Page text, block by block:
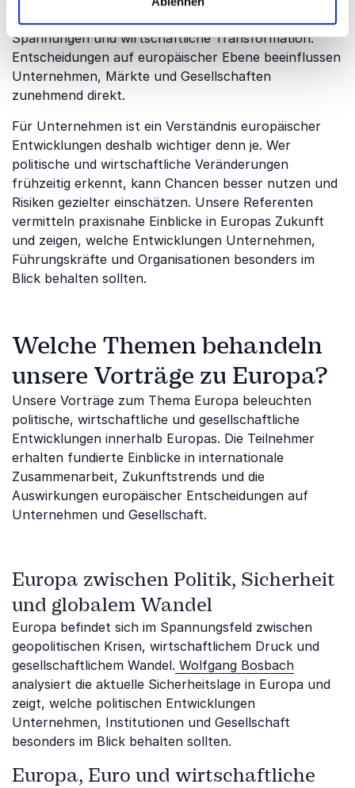
darunter Digitalisierung, Klimawandel, geopolitische
Spannungen und wirtschaftliche Transformation.
Entscheidungen auf europäischer Ebene beeinflussen
Unternehmen, Märkte und Gesellschaften
zunehmend direkt.
Für Unternehmen ist ein Verständnis europäischer
Entwicklungen deshalb wichtiger denn je. Wer
politische und wirtschaftliche Veränderungen
frühzeitig erkennt, kann Chancen besser nutzen und
Risiken gezielter einschätzen. Unsere Referenten
vermitteln praxisnahe Einblicke in Europas Zukunft
und zeigen, welche Entwicklungen Unternehmen,
Führungskräfte und Organisationen besonders im
Blick behalten sollten.
Welche Themen behandeln
unsere Vorträge zu Europa?
Unsere Vorträge zum Thema Europa beleuchten
politische, wirtschaftliche und gesellschaftliche
Entwicklungen innerhalb Europas. Die Teilnehmer
erhalten fundierte Einblicke in internationale
Zusammenarbeit, Zukunftstrends und die
Auswirkungen europäischer Entscheidungen auf
Unternehmen und Gesellschaft.
Europa zwischen Politik, Sicherheit
und globalem Wandel
Europa befindet sich im Spannungsfeld zwischen
geopolitischen Krisen, wirtschaftlichem Druck und
gesellschaftlichem Wandel. Wolfgang Bosbach
analysiert die aktuelle Sicherheitslage in Europa und
zeigt, welche politischen Entwicklungen
Unternehmen, Institutionen und Gesellschaft
besonders im Blick behalten sollten.
Europa, Euro und wirtschaftliche